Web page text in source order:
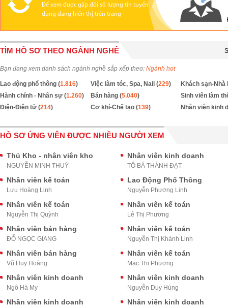
Để xem được gấp đôi số lượng tin tuyển
dụng đang hiển thị trên trang
TÌM HỒ SƠ THEO NGÀNH NGHỀ
Bạn đang xem danh sách ngành nghề sắp xếp theo: Ngành hot
Lao động phổ thông (1.816) Việc làm tóc, Spa, Nail (229)
Khách sạn-Nhà
Hành chính - Nhân sự (1.260) Bán hàng (5.040)
Sinh viên làm
Điện-Điện tử (214) Cơ khí-Chế tạo (139) Nhân viên kinh
HỒ SƠ ỨNG VIÊN ĐƯỢC NHIỀU NGƯỜI XEM
Thủ Kho - nhân viên kho
NGUYỄN MINH THUÝ
Nhân viên kinh doanh
TÔ BÁ THÀNH ĐẠT
Nhân viên kế toán
Lưu Hoàng Linh
Lao Động Phổ Thông
Nguyễn Phương Linh
Nhân viên kế toán
Nguyễn Thị Quỳnh
Nhân viên kế toán
Lê Thị Phương
Nhân viên bán hàng
ĐỖ NGỌC GIANG
Nhân viên kế toán
Nguyễn Thị Khánh Linh
Nhân viên bán hàng
Vũ Huy Hoàng
Nhân viên kế toán
Mạc Thị Phương
Nhân viên kinh doanh
Ngô Hà My
Nhân viên kinh doanh
Nguyễn Duy Hùng
Nhân viên kinh doanh Nhân viên kinh doanh